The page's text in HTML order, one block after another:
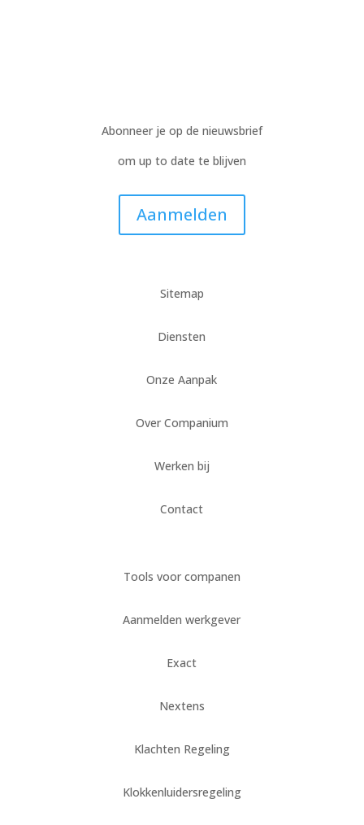
Abonneer je op de nieuwsbrief
om up to date te blijven
Aanmelden
Sitemap
Diensten
Onze Aanpak
Over Companium
Werken bij
Contact
Tools voor companen
Aanmelden werkgever
Exact
Nextens
Klachten Regeling
Klokkenluidersregeling